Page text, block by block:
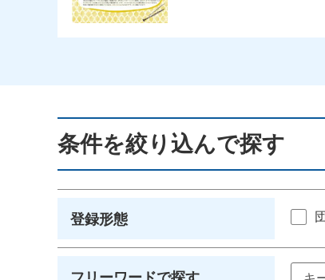
条件を絞り込んで探す
登録形態